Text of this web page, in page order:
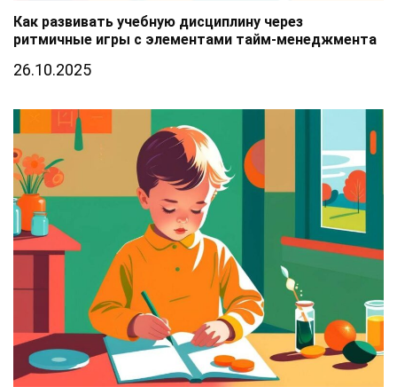
Как развивать учебную дисциплину через
ритмичные игры с элементами тайм-менеджмента
26.10.2025